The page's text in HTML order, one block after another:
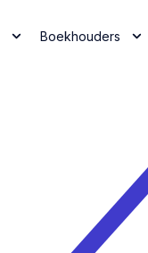
Boekhouders